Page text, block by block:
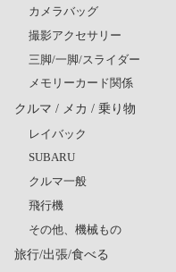
カメラバッグ
撮影アクセサリー
三脚/一脚/スライダー
メモリーカード関係
クルマ / メカ / 乗り物
レイバック
SUBARU
クルマ一般
飛行機
その他、機械もの
旅行/出張/食べる